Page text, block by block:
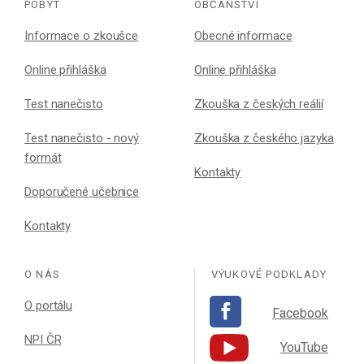
POBYT
Informace o zkoušce
Online přihláška
Test nanečisto
Test nanečisto - nový
formát
Doporučené učebnice
Kontakty
OBČANSTVÍ
Obecné informace
Online přihláška
Zkouška z českých reálií
Zkouška z českého jazyka
Kontakty
O NÁS
O portálu
NPI ČR
VÝUKOVÉ PODKLADY
Facebook
YouTube